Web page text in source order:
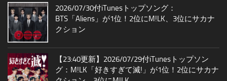
2026/07/30付iTunesトップソング：
BTS「Aliens」が1位！2位にM!LK、3位にサカナ
クション
【23:40更新】2026/07/29付iTunesトップソン
グ：M!LK「好きすぎて滅!」が1位！2位にサカナ